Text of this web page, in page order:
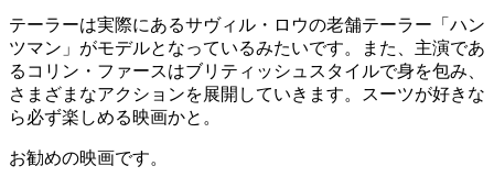
テーラーは実際にあるサヴィル・ロウの老舗テーラー「ハン
ツマン」がモデルとなっているみたいです。また、主演であ
るコリン・ファースはブリティッシュスタイルで身を包み、
さまざまなアクションを展開していきます。スーツが好きな
ら必ず楽しめる映画かと。
お勧めの映画です。